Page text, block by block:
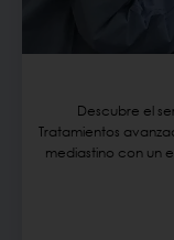
Descubre el
Tratamientos
mediastino con un